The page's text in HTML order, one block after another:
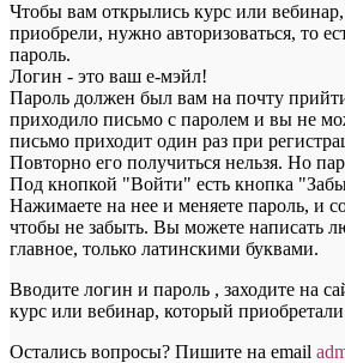
Чтобы вам открылись курс или
приобрели, нужно авторизоваться, то
пароль.
Логин - это ваш е-мэйл!
Пароль должен был вам на почту
приходило письмо с паролем и вы не
письмо приходит один раз при
Повторно его получиться нельзя. Но
Под кнопкой "Войти" есть кнопка
Нажимаете на нее и меняете пароль, и
чтобы не забыть. Вы можете написать
главное, только латинскими буквами.
Вводите логин и пароль , заходите на
курс или вебинар, который
Остались вопросы? Пишите на email a